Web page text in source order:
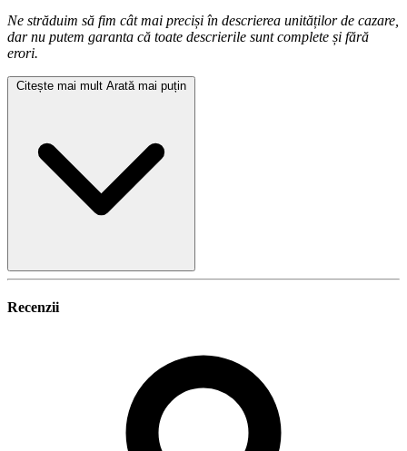
Ne străduim să fim cât mai preciși în descrierea unităților de cazare,
dar nu putem garanta că toate descrierile sunt complete și fără
erori.
Citește mai mult Arată mai puțin
Recenzii